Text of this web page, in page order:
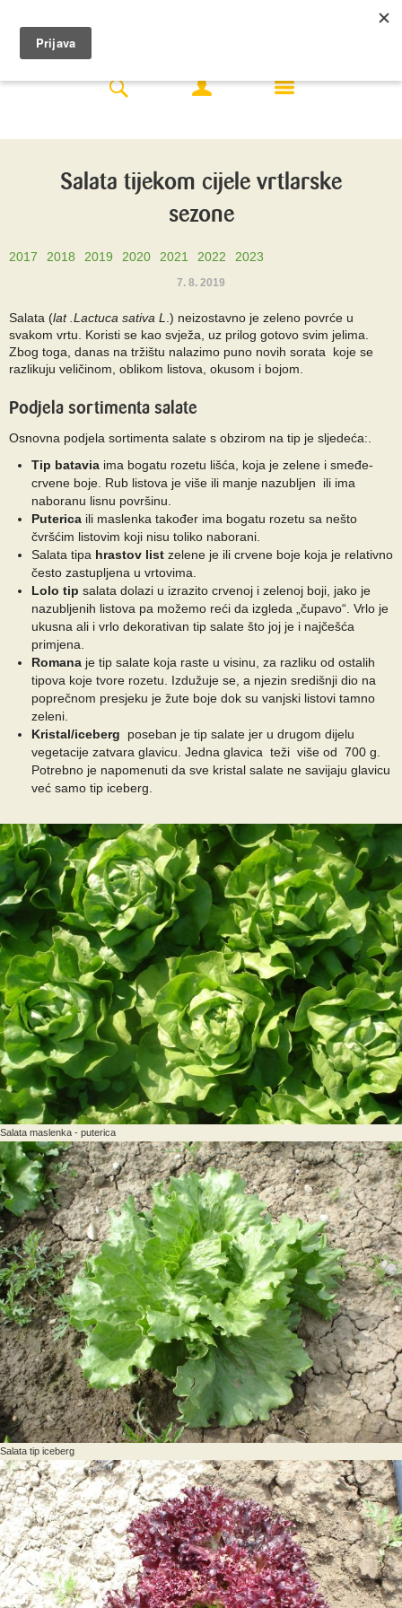
Salata tijekom cijele vrtlarske
sezone
2017 2018 2019 2020 2021 2022 2023
7. 8. 2019
Salata (lat .Lactuca sativa L .) neizostavno je zeleno povrće u
svakom vrtu. Koristi se kao svježa, uz prilog gotovo svim jelima.
Zbog toga, danas na tržištu nalazimo puno novih sorata koje se
razlikuju veličinom, oblikom listova, okusom i bojom.
Podjela sortimenta salate
Osnovna podjela sortimenta salate s obzirom na tip je sljedeća:.
Tip batavia ima bogatu rozetu lišća, koja je zelene i smeđe-
crvene boje. Rub listova je više ili manje nazubljen ili ima
naboranu lisnu površinu.
Puterica ili maslenka također ima bogatu rozetu sa nešto
čvršćim listovim koji nisu toliko naborani.
Salata tipa hrastov list zelene je ili crvene boje koja je relativno
često zastupljena u vrtovima.
Lolo tip salata dolazi u izrazito crvenoj i zelenoj boji, jako je
nazubljenih listova pa možemo reći da izgleda „čupavo“. Vrlo je
ukusna ali i vrlo dekorativan tip salate što joj je i najčešća
primjena.
Romana je tip salate koja raste u visinu, za razliku od ostalih
tipova koje tvore rozetu. Izdužuje se, a njezin središnji dio na
poprečnom presjeku je žute boje dok su vanjski listovi tamno
zeleni.
Kristal/iceberg
poseban je tip salate jer u drugom dijelu
vegetacije zatvara glavicu. Jedna glavica teži više od 700 g.
Potrebno je napomenuti da sve kristal salate ne savijaju glavicu
već samo tip iceberg.
Salata maslenka - puterica
Salata tip iceberg